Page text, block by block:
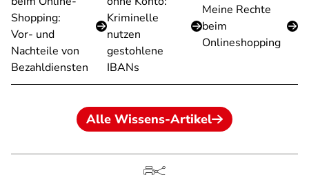
Shopping:
Vor- und
Nachteile von
Bezahldiensten
Kriminelle
nutzen
gestohlene
IBANs
Meine Rechte
beim
Onlineshopping
Alle Wissens-Artikel